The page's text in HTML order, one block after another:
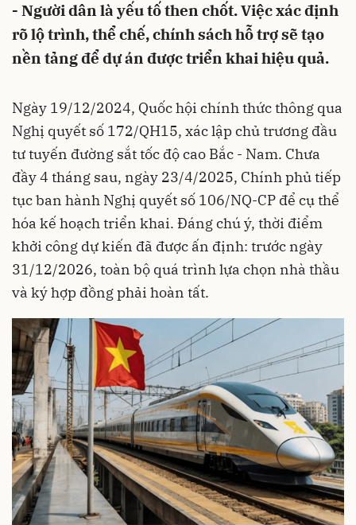
- Người dân là yếu tố then chốt. Việc xác định
rõ lộ trình, thể chế, chính sách hỗ trợ sẽ tạo
nền tảng để dự án được triển khai hiệu quả.
Ngày 19/12/2024, Quốc hội chính thức thông qua
Nghị quyết số 172/QH15, xác lập chủ trương đầu
tư tuyến đường sắt tốc độ cao Bắc - Nam. Chưa
đầy 4 tháng sau, ngày 23/4/2025, Chính phủ tiếp
tục ban hành Nghị quyết số 106/NQ-CP để cụ thể
hóa kế hoạch triển khai. Đáng chú ý, thời điểm
khởi công dự kiến đã được ấn định: trước ngày
31/12/2026, toàn bộ quá trình lựa chọn nhà thầu
và ký hợp đồng phải hoàn tất.